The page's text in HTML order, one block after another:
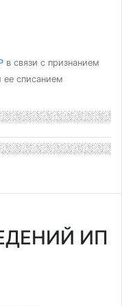
в связи с признанием
списанием
ИП